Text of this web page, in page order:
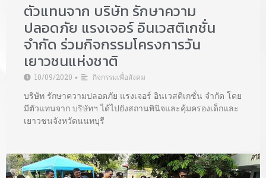
ตัวแทนจาก บริษัท รักษาความ
ปลอดภัย แรงเจอร์ อินเวสติเกชั่น
จำกัด ร่วมกิจกรรมโครงการวัน
เยาวชนแห่งชาติ
10/09/2020 • กิจกรรมเพื่อสังคม
บริษัท รักษาความปลอดภัย แรงเจอร์ อินเวสติเกชั่น จำกัด โดย
มีตัวแทนจาก บริษัทฯ ได้ไปยังสถานพินิจและคุ้มครองเด็กและ
เยาวชนจังหวัดนนทบุรี